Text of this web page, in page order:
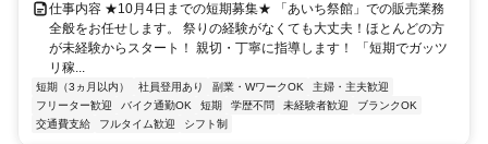
仕事内容 ★10月4日までの短期募集★ 「あいち祭館」での販売業務
全般をお任せします。 祭りの経験がなくても大丈夫！ほとんどの方
が未経験からスタート！ 親切・丁寧に指導します！ 「短期でガッツ
リ稼...
短期（3ヵ月以内） 社員登用あり 副業・WワークOK
主婦・主夫歓迎
フリーター歓迎
バイク通勤OK 短期 学歴不問 未経験者歓迎
ブランクOK
交通費支給
フルタイム歓迎 シフト制